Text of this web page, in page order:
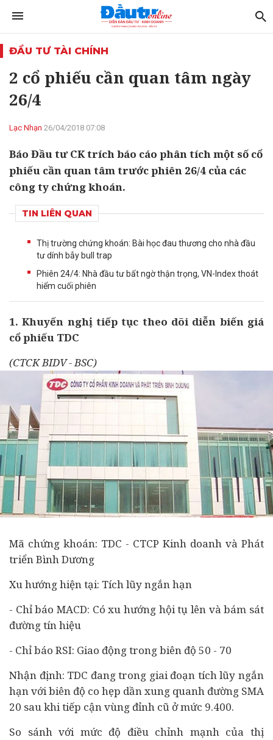
ĐẦU TƯ TÀI CHÍNH
2 cổ phiếu cần quan tâm ngày
26/4
Lạc Nhạn 26/04/2018 07:08
Báo Đầu tư CK trích báo cáo phân tích một số cổ
phiếu cần quan tâm trước phiên 26/4 của các
công ty chứng khoán.
TIN LIÊN QUAN
Thị trường chứng khoán: Bài học đau thương cho nhà đầu
tư dính bẫy bull trap
Phiên 24/4: Nhà đầu tư bất ngờ thận trọng, VN-Index thoát
hiểm cuối phiên
1. Khuyến nghị tiếp tục theo dõi diễn biến giá
cổ phiếu TDC
(CTCK BIDV - BSC)
Mã chứng khoán: TDC - CTCP Kinh doanh và Phát
triển Bình Dương
Xu hướng hiện tại: Tích lũy ngắn hạn
- Chỉ báo MACD: Có xu hướng hội tụ lên và bám sát
đường tín hiệu
- Chỉ báo RSI: Giao động trong biên độ 50 - 70
Nhận định: TDC đang trong giai đoạn tích lũy ngắn
hạn với biên độ co hẹp dần xung quanh đường SMA
20 sau khi tiếp cận vùng đỉnh cũ ở mức 9.400.
So sánh với mức độ điều chỉnh mạnh của thị